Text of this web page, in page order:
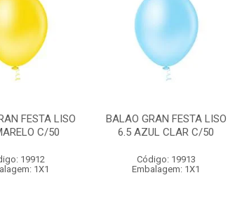
FESTA LISO
C/50
19912
1X1
BALAO GRAN FESTA LISO
6.5 AZUL CLAR C/50
Código: 19913
Embalagem: 1X1